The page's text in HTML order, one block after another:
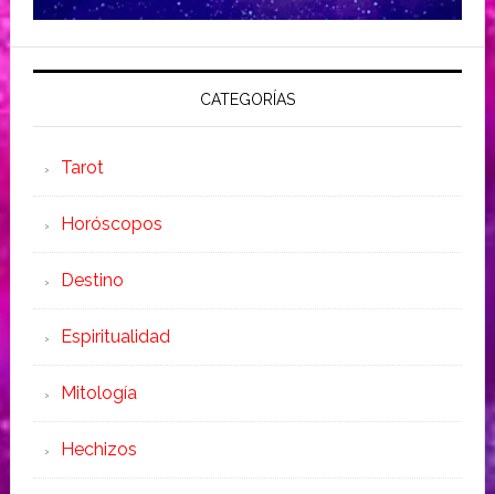
CATEGORÍAS
Tarot
Horóscopos
Destino
Espiritualidad
Mitología
Hechizos